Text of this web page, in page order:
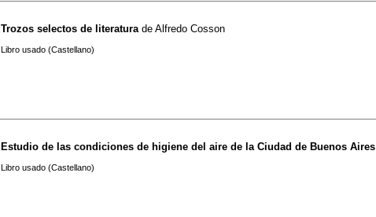
Trozos selectos de literatura de Alfredo Cosson
Libro usado (Castellano)
Estudio de las condiciones de higiene del aire de la Ciudad de Buenos Aires
Libro usado (Castellano)